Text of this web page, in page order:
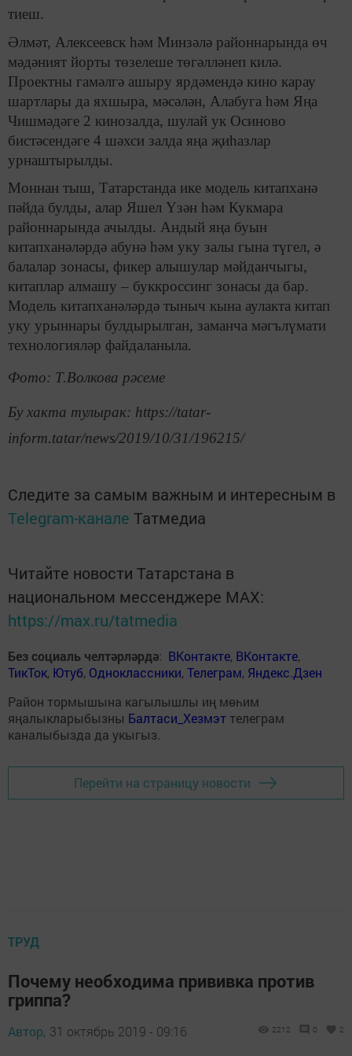
тиеш.
Әлмәт, Алексеевск һәм Минзәлә районнарында өч
мәдәният йорты төзелеше төгәлләнеп килә.
Проектны гамәлгә ашыру ярдәмендә кино карау
шартлары да яхшыра, мәсәлән, Алабуга һәм Яңа
Чишмәдәге 2 кинозалда, шулай ук Осиново
бистәсендәге 4 шәхси залда яңа җиһазлар
урнаштырылды.
Моннан тыш, Татарстанда ике модель китапханә
пәйда булды, алар Яшел Үзән һәм Кукмара
районнарында ачылды. Андый яңа буын
китапханәләрдә абунә һәм уку залы гына түгел, ә
балалар зонасы, фикер алышулар мәйданчыгы,
китаплар алмашу – буккроссинг зонасы да бар.
Модель китапханәләрдә тыныч кына аулакта китап
уку урыннары булдырылган, заманча мәгълүмати
технологияләр файдаланыла.
Фото: Т.Волкова рәсеме
Бу хакта тулырак: https://tatar-
inform.tatar/news/2019/10/31/196215/
Следите за самым важным и интересным в
Telegram-канале Татмедиа
Читайте новости Татарстана в
национальном мессенджере MАХ:
https://max.ru/tatmedia
Без социаль челтәрләрдә: ВКонтакте, ВКонтакте,
ТикТок, Ютуб, Одноклассники,Телеграм, Яндекс.Дзен
Район тормышына кагылышлы иң мөһим
яңалыкларыбызны Балтаси_Хезмэт телеграм
каналыбызда да укыгыз.
Перейти на страницу новости
ТРУД
Почему необходима прививка против
гриппа?
Автор, 31 октябрь 2019 - 09:16 2212 0 2